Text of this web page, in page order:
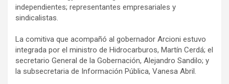
independientes; representantes empresariales y
sindicalistas.
La comitiva que acompañó al gobernador Arcioni estuvo
integrada por el ministro de Hidrocarburos, Martín Cerdá; el
secretario General de la Gobernación, Alejandro Sandilo; y
la subsecretaria de Información Pública, Vanesa Abril.